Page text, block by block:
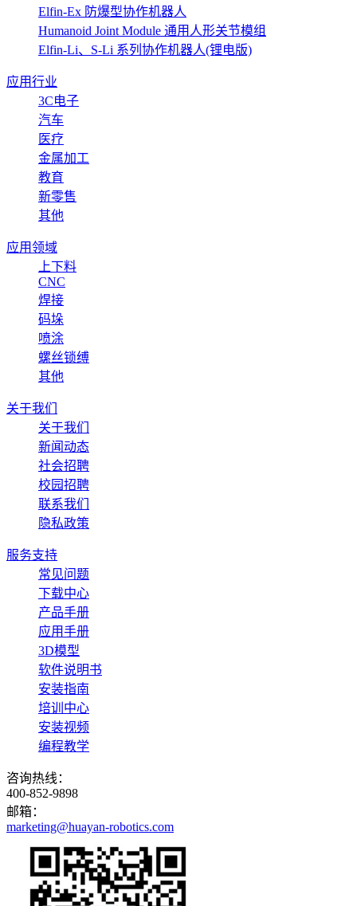
Elfin-Ex 防爆型协作机器人
Humanoid Joint Module 通用人形关节模组
Elfin-Li、S-Li 系列协作机器人(锂电版)
应用行业
3C电子
汽车
医疗
金属加工
教育
新零售
其他
应用领域
上下料
CNC
焊接
码垛
喷涂
螺丝锁缚
其他
关于我们
关于我们
新闻动态
社会招聘
校园招聘
联系我们
隐私政策
服务支持
常见问题
下载中心
产品手册
应用手册
3D模型
软件说明书
安装指南
培训中心
安装视频
编程教学
咨询热线：
400-852-9898
邮箱：
marketing@huayan-robotics.com